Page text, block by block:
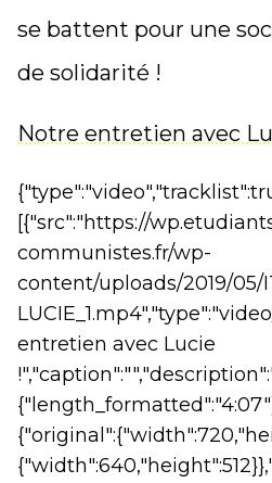
se battent pour une
de solidarité !
Notre entretien avec
[{"src":"https://
communistes.fr/wp-
content/uploads/2019/05/
entretien avec Lucie